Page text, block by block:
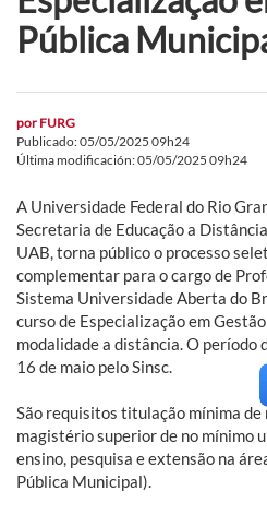
Pública
por FURG
Publicado: 05/05/2025 09h24
Última modificación: 05/05/2025 09h24
A Universidade Federal do Rio
Secretaria de Educação a
UAB, torna público o processo
complementar para o cargo de
Sistema Universidade Aberta do
curso de Especialização em
modalidade a distância. O período
16 de maio pelo Sinsc.
São requisitos titulação mínima
magistério superior de no mínimo
ensino, pesquisa e extensão na
Pública Municipal).